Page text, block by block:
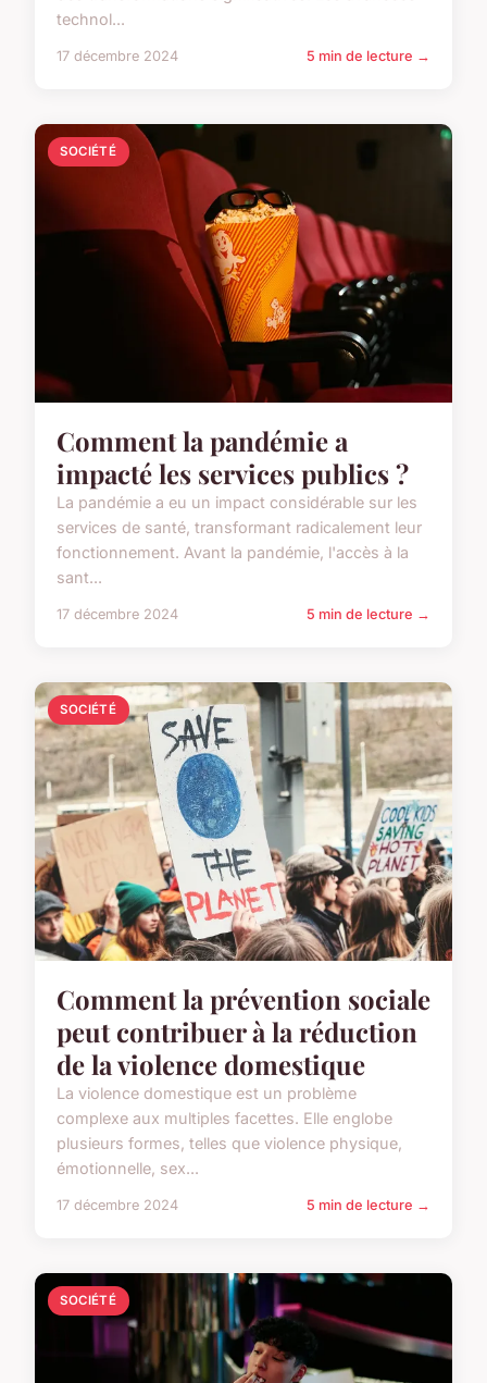
technol...
17 décembre 2024 5 min de lecture →
SOCIÉTÉ
Comment la pandémie a
impacté les services publics ?
La pandémie a eu un impact considérable sur les
services de santé, transformant radicalement leur
fonctionnement. Avant la pandémie, l'accès à la
sant...
17 décembre 2024 5 min de lecture →
SOCIÉTÉ
Comment la prévention sociale
peut contribuer à la réduction
de la violence domestique
La violence domestique est un problème
complexe aux multiples facettes. Elle englobe
plusieurs formes, telles que violence physique,
émotionnelle, sex...
17 décembre 2024 5 min de lecture →
SOCIÉTÉ